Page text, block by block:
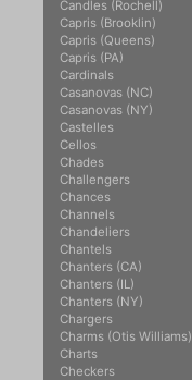
Candles (Rochell)
Capris (Brooklin)
Capris (Queens)
Capris (PA)
Cardinals
Casanovas (NC)
Casanovas (NY)
Castelles
Cellos
Chades
Challengers
Chances
Channels
Chandeliers
Chantels
Chanters (CA)
Chanters (IL)
Chanters (NY)
Chargers
Charms (Otis Williams)
Charts
Checkers